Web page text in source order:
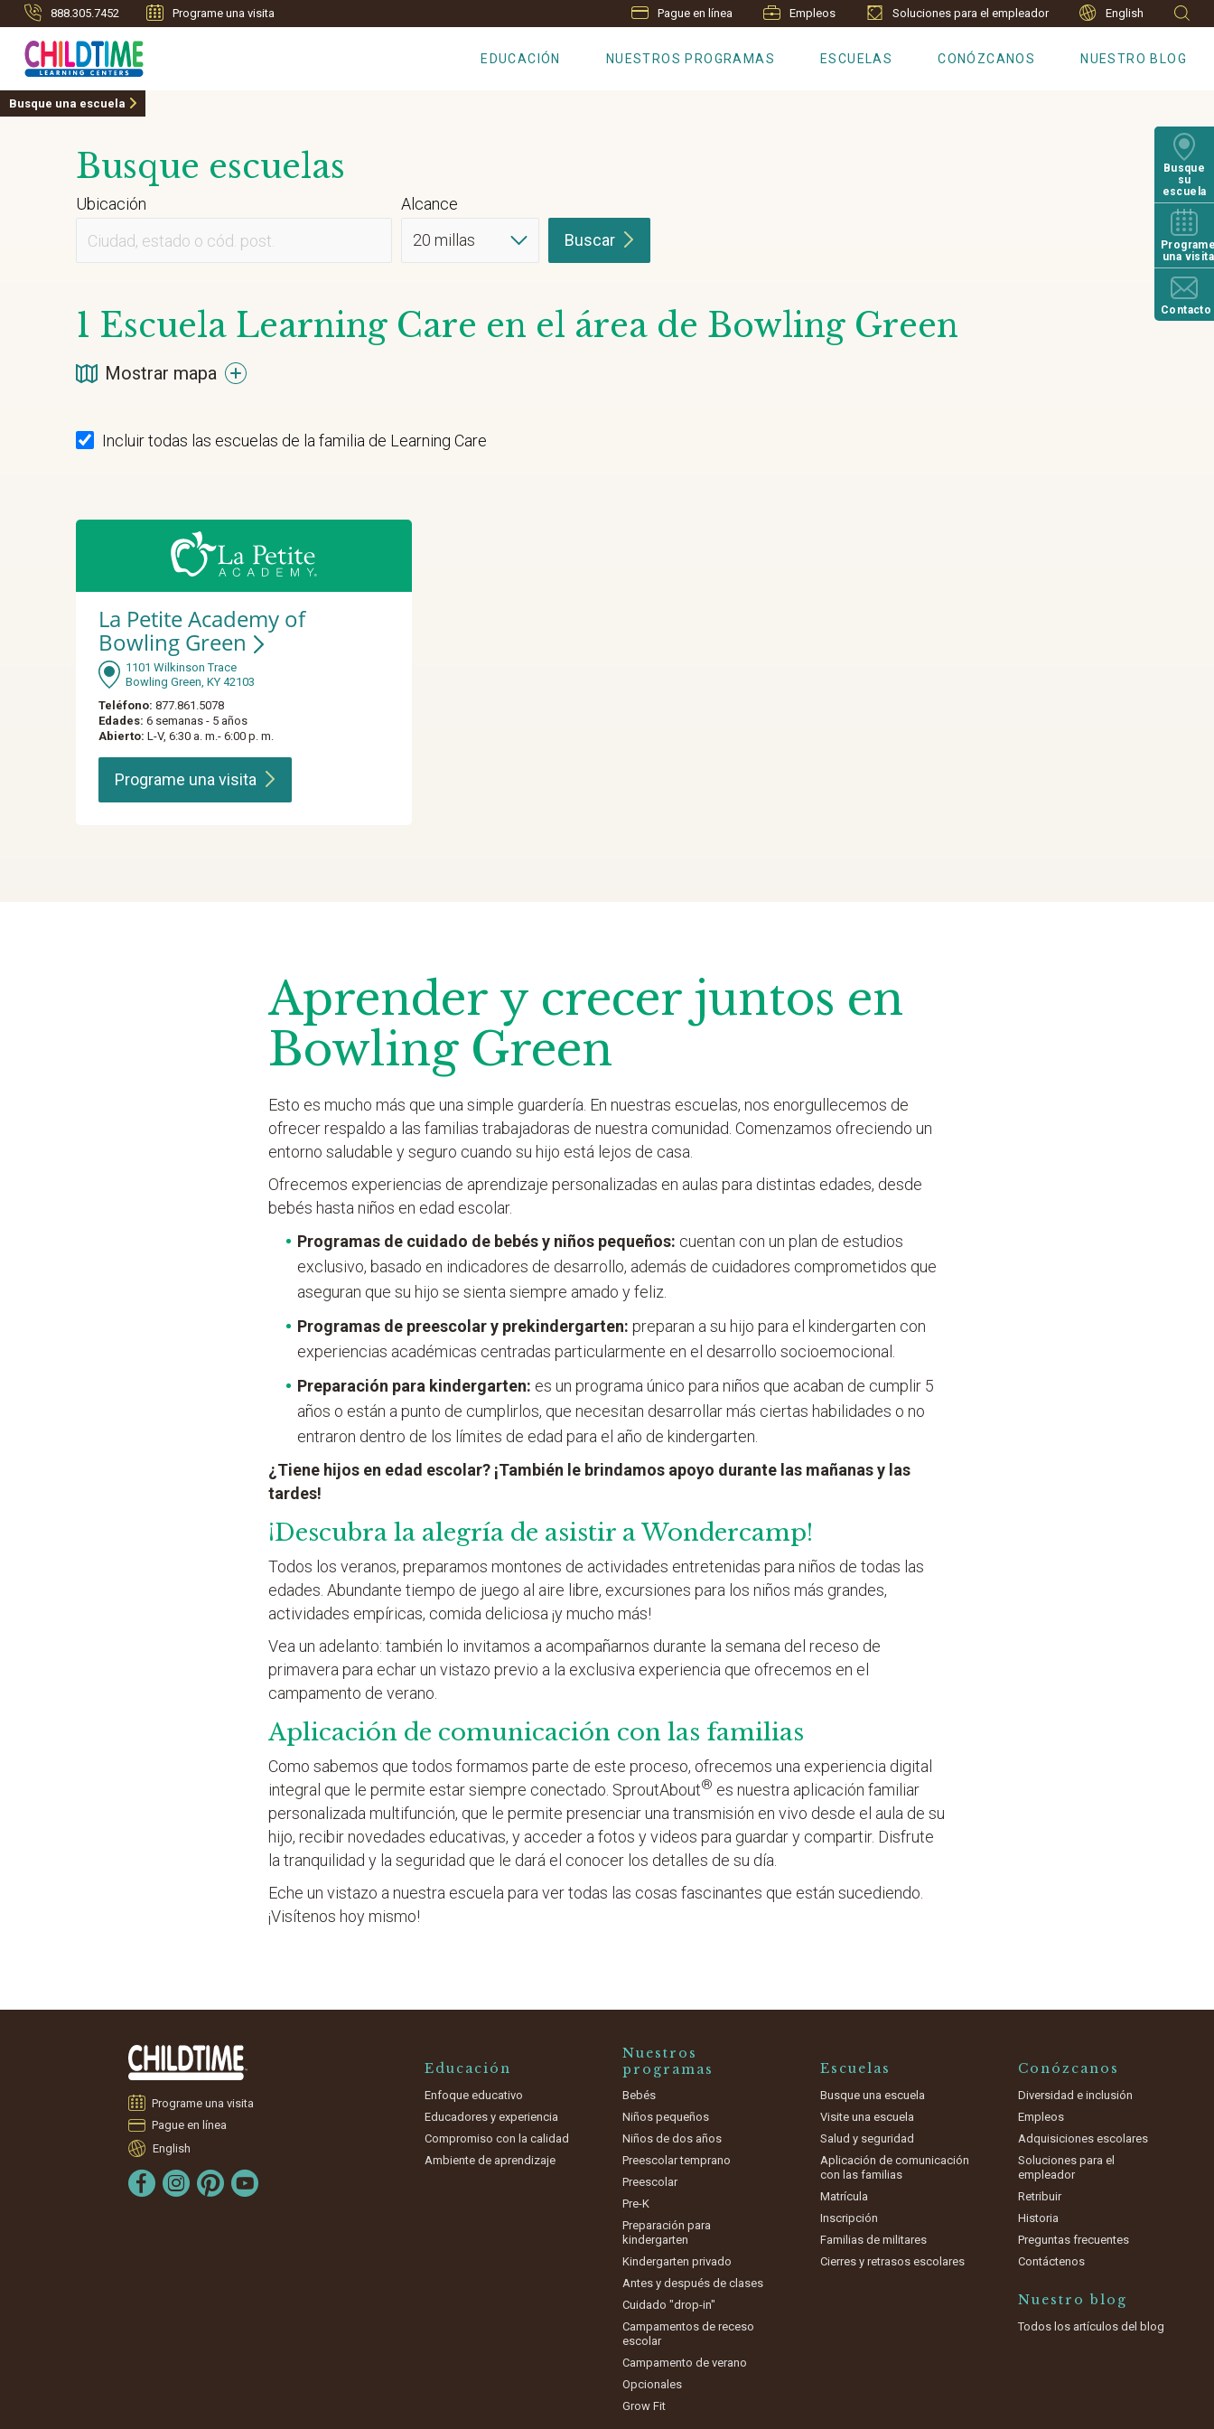
888.305.7452 Programe una visita Pague en línea Empleos Soluciones para el empleador English
EDUCACIÓN NUESTROS PROGRAMAS ESCUELAS CONÓZCANOS NUESTRO BLOG
Busque
su
escuela
una visita
Contacto
Busque una escuela
Busque escuelas
Ubicación
Alcance
Buscar
1 Escuela Learning Care en el área de Bowling Green
Mostrar mapa
Incluir todas las escuelas de la familia de Learning Care
La Petite Academy of
Bowling Green
1101 Wilkinson Trace
Bowling Green, KY 42103
Teléfono: 877.861.5078
Edades: 6 semanas - 5 años
Abierto: L-V, 6:30 a. m.- 6:00 p. m.
Programe unavisita
Aprender y crecer juntos en
Bowling Green
Esto es mucho más que una simple guardería. En nuestras escuelas, nos enorgullecemos de
ofrecer respaldo a las familias trabajadoras de nuestra comunidad. Comenzamos ofreciendo un
entorno saludable y seguro cuando su hijo está lejos de casa.
Ofrecemos experiencias de aprendizaje personalizadas en aulas para distintas edades, desde
bebés hasta niños en edad escolar.
Programas de cuidado de bebés y niños pequeños: cuentan con un plan de estudios
exclusivo, basado en indicadores de desarrollo, además de cuidadores comprometidos que
aseguran que su hijo se sienta siempre amado y feliz.
Programas de preescolar y prekindergarten: preparan a su hijo para el kindergarten con
experiencias académicas centradas particularmente en el desarrollo socioemocional.
Preparación para kindergarten: es un programa único para niños que acaban de cumplir 5
años o están a punto de cumplirlos, que necesitan desarrollar más ciertas habilidades o no
entraron dentro de los límites de edad para el año de kindergarten.
¿Tiene hijos en edad escolar? ¡También le brindamos apoyo durante las mañanas y las
tardes!
¡Descubra la alegría de asistir a Wondercamp!
Todos los veranos, preparamos montones de actividades entretenidas para niños de todas las
edades. Abundante tiempo de juego al aire libre, excursiones para los niños más grandes,
actividades empíricas, comida deliciosa ¡y mucho más!
Vea un adelanto: también lo invitamos a acompañarnos durante la semana del receso de
primavera para echar un vistazo previo a la exclusiva experiencia que ofrecemos en el
campamento de verano.
Aplicación de comunicación con las familias
Como sabemos que todos formamos parte de este proceso, ofrecemos una experiencia digital
integral que le permite estar siempre conectado. SproutAbout® es nuestra aplicación familiar
personalizada multifunción, que le permite presenciar una transmisión en vivo desde el aula de su
hijo, recibir novedades educativas, y acceder a fotos y videos para guardar y compartir. Disfrute
la tranquilidad y la seguridad que le dará el conocer los detalles de su día.
Eche un vistazo a nuestra escuela para ver todas las cosas fascinantes que están sucediendo.
¡Visítenos hoy mismo!
Programe una visita
Pague en línea
English
Educación
Enfoque educativo
Educadores y experiencia
Compromiso con la calidad
Ambiente de aprendizaje
Nuestros
programas
Bebés
Niños pequeños
Niños de dos años
Preescolar temprano
Preescolar
Pre-K
Preparación para
kindergarten
Kindergarten privado
Antes y después de clases
Cuidado "drop-in"
Campamentos de receso
escolar
Campamento de verano
Opcionales
Grow Fit
Escuelas
Busque una escuela
Visite una escuela
Salud y seguridad
Aplicación de comunicación
con las familias
Matrícula
Inscripción
Familias de militares
Cierres y retrasos escolares
Conózcanos
Diversidad e inclusión
Empleos
Adquisiciones escolares
Soluciones para el
empleador
Retribuir
Historia
Preguntas frecuentes
Contáctenos
Nuestro blog
Todos los artículos del blog